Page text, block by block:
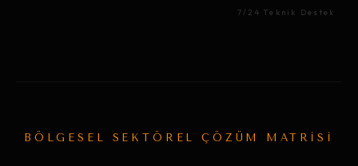
7/24 Teknik Destek
BÖLGESEL SEKTÖREL ÇÖZÜM MATRİSİ